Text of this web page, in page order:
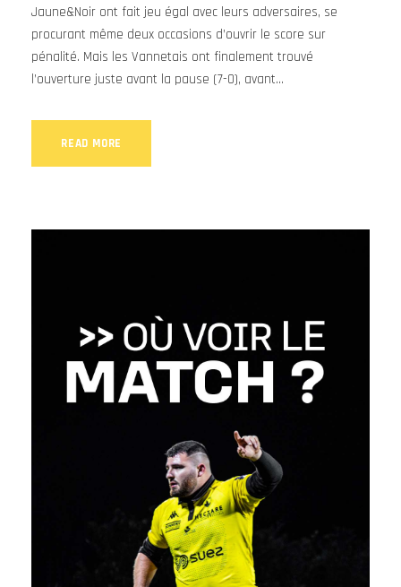
Jaune&Noir ont fait jeu égal avec leurs adversaires, se
procurant même deux occasions d’ouvrir le score sur
pénalité. Mais les Vannetais ont finalement trouvé
l’ouverture juste avant la pause (7-0), avant...
READ MORE